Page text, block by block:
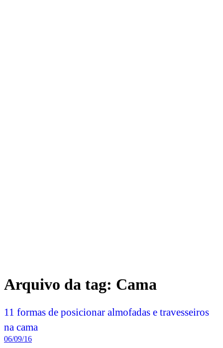
Uma dúvida comum na hora de arrumar a cama é como posicionar
travesseiros e almofadas. Afinal, uma simples mudança na hora de
tudo mais bonito e diferente.
Pensando nisso resolvi gravar um vídeo com
diferentes para você posicionar os travesseiros e almofadas na
sua cama